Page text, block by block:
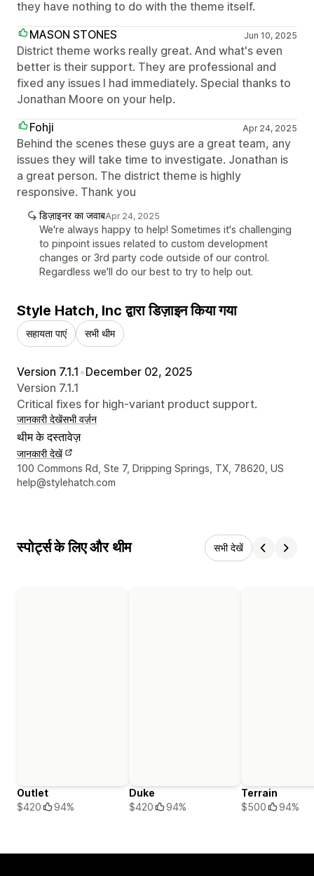
they have nothing to do with the theme itself.
MASON STONES
Jun 10, 2025
District theme works really great. And what's even
better is their support. They are professional and
fixed any issues I had immediately. Special thanks to
Jonathan Moore on your help.
Fohji
Apr 24, 2025
Behind the scenes these guys are a great team, any
issues they will take time to investigate. Jonathan is
a great person. The district theme is highly
responsive. Thank you
डिज़ाइनर का जवाबApr 24, 2025
We're always happy to help! Sometimes it's challenging
to pinpoint issues related to custom development
changes or 3rd party code outside of our control.
Regardless we'll do our best to try to help out.
Style Hatch, Inc द्वारा डिज़ाइन किया गया
सहायता पाएं सभी थीम
Version 7.1.1 •December 02, 2025
Version 7.1.1
Critical fixes for high-variant product support.
जानकारी देखेंसभी वर्ज़न
थीम के दस्तावेज़
जानकारी देखें
डिज़ाइनर के संपर्क की जानकारी
100 Commons Rd, Ste 7, Dripping Springs, TX, 78620, US
help@stylehatch.com
स्पोर्ट्स के लिए और थीम सभी देखें
Outlet
$420
94%
Duke
$420
94%
Terrain
$500
94%